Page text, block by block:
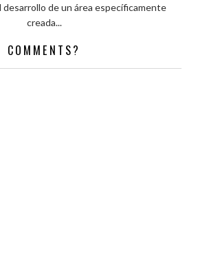
desarrollo de un área específicamente
creada...
COMMENTS?